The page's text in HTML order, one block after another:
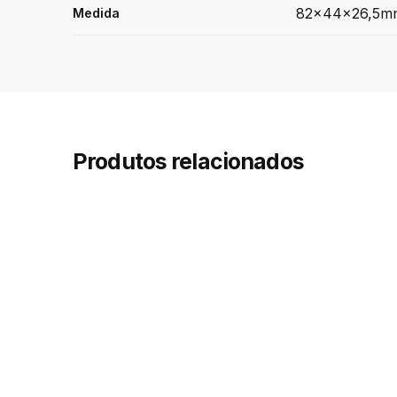
Medida
Produtos relacionados